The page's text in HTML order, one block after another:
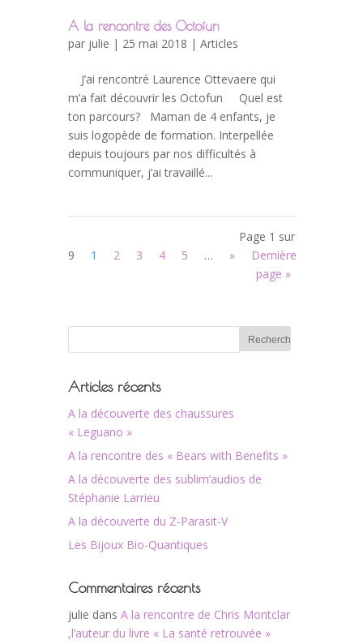
A la rencontre des Octofun
par julie | 25 mai 2018 | Articles
J’ai rencontré Laurence Ottevaere qui
m’a fait découvrir les Octofun Quel est
ton parcours? Maman de 4 enfants, je
suis logopède de formation. Interpellée
depuis toujours par nos difficultés à
communiquer, j’ai travaillé...
Page 1 sur
9
1 2 3 4 5 … »
Dernière
page »
Articles récents
A la découverte des chaussures
« Leguano »
A la rencontre des « Bears with Benefits »
A la découverte des sublim’audios de
Stéphanie Larrieu
A la découverte du Z-Parasit-V
Les Bijoux Bio-Quantiques
Commentaires récents
julie dans A la rencontre de Chris Montclar
,l’auteur du livre « La santé retrouvée »